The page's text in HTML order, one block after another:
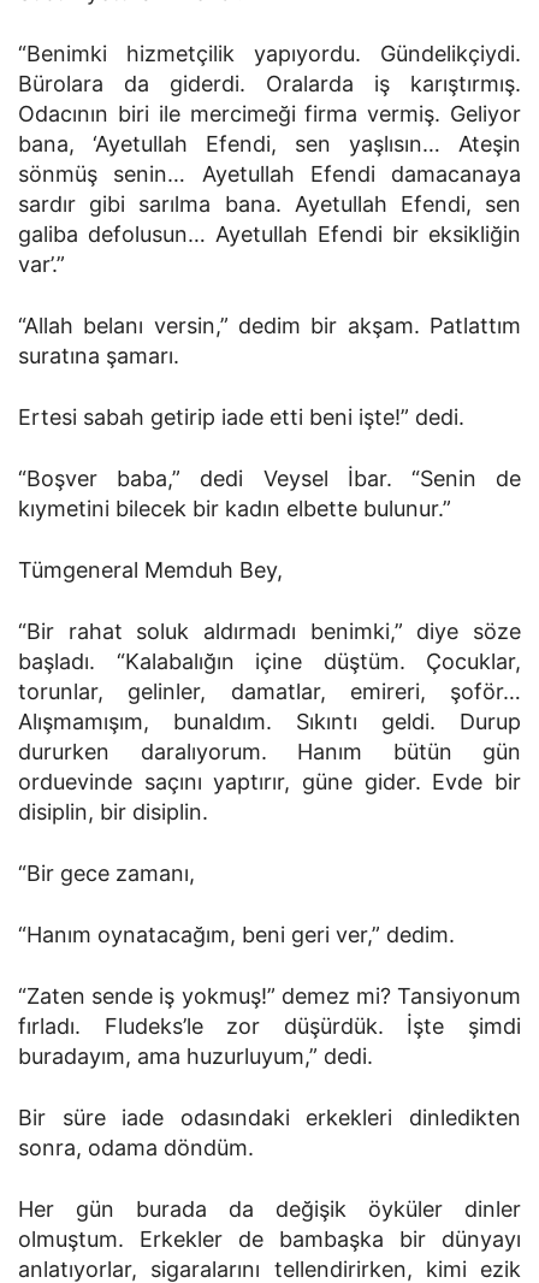
“Benimki hizmetçilik yapıyordu. Gündelikçiydi.
Bürolara da giderdi. Oralarda iş karıştırmış.
Odacının biri ile mercimeği firma vermiş. Geliyor
bana, ‘Ayetullah Efendi, sen yaşlısın… Ateşin
sönmüş senin… Ayetullah Efendi damacanaya
sardır gibi sarılma bana. Ayetullah Efendi, sen
galiba defolusun… Ayetullah Efendi bir eksikliğin
var’.”
“Allah belanı versin,” dedim bir akşam. Patlattım
suratına şamarı.
Ertesi sabah getirip iade etti beni işte!” dedi.
“Boşver baba,” dedi Veysel İbar. “Senin de
kıymetini bilecek bir kadın elbette bulunur.”
Tümgeneral Memduh Bey,
“Bir rahat soluk aldırmadı benimki,” diye söze
başladı. “Kalabalığın içine düştüm. Çocuklar,
torunlar, gelinler, damatlar, emireri, şoför…
Alışmamışım, bunaldım. Sıkıntı geldi. Durup
dururken daralıyorum. Hanım bütün gün
orduevinde saçını yaptırır, güne gider. Evde bir
disiplin, bir disiplin.
“Bir gece zamanı,
“Hanım oynatacağım, beni geri ver,” dedim.
“Zaten sende iş yokmuş!” demez mi? Tansiyonum
fırladı. Fludeks’le zor düşürdük. İşte şimdi
buradayım, ama huzurluyum,” dedi.
Bir süre iade odasındaki erkekleri dinledikten
sonra, odama döndüm.
Her gün burada da değişik öyküler dinler
olmuştum. Erkekler de bambaşka bir dünyayı
anlatıyorlar, sigaralarını tellendirirken, kimi ezik